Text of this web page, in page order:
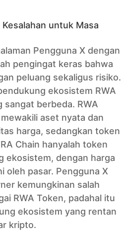
untuk Masa
Pengguna X dengan
pengingat keras bahwa
peluang sekaligus risiko.
ekosistem RWA
sangat berbeda. RWA
aset nyata dan
harga, sedangkan token
Chain hanyalah token
ekosistem, dengan harga
oleh pasar. Pengguna X
kemungkinan salah
RWA Token, padahal itu
ekosistem yang rentan
kripto.